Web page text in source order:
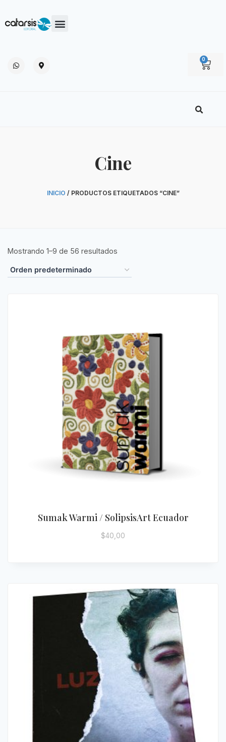
0
Cine
INICIO / PRODUCTOS ETIQUETADOS “CINE”
Mostrando 1–9 de 56 resultados
Sumak Warmi / SolipsisArt Ecuador
$40,00